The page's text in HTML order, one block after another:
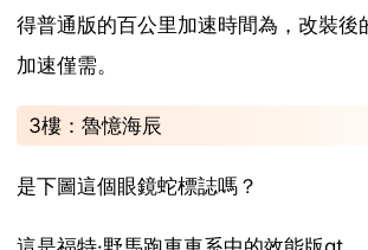
得普通版的百公里加速時間為，改裝後
加速僅需。
3樓：魯憶海辰
是下圖這個眼鏡蛇標誌嗎？